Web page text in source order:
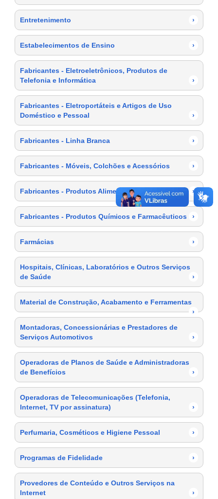
Entretenimento ›
Estabelecimentos de Ensino ›
Fabricantes - Eletroeletrônicos, Produtos de
Telefonia e Informática
›
Fabricantes - Eletroportáteis e Artigos de Uso
Doméstico e Pessoal
›
Fabricantes - Linha Branca ›
Fabricantes - Móveis, Colchões e Acessórios ›
Fabricantes - Produtos Alimentícios ›
Fabricantes - Produtos Químicos e Farmacêuticos ›
Farmácias ›
Hospitais, Clínicas, Laboratórios e Outros Serviços
de Saúde
›
Material de Construção, Acabamento e Ferramentas
›
Montadoras, Concessionárias e Prestadores de
Serviços Automotivos
›
Operadoras de Planos de Saúde e Administradoras
de Benefícios
›
Operadoras de Telecomunicações (Telefonia,
Internet, TV por assinatura)
›
Perfumaria, Cosméticos e Higiene Pessoal ›
Programas de Fidelidade ›
Provedores de Conteúdo e Outros Serviços na
Internet
›